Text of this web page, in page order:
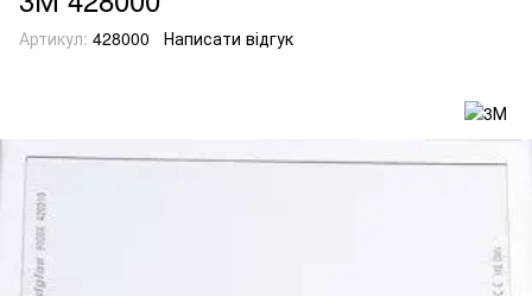
Артикул: 428000 Написати відгук